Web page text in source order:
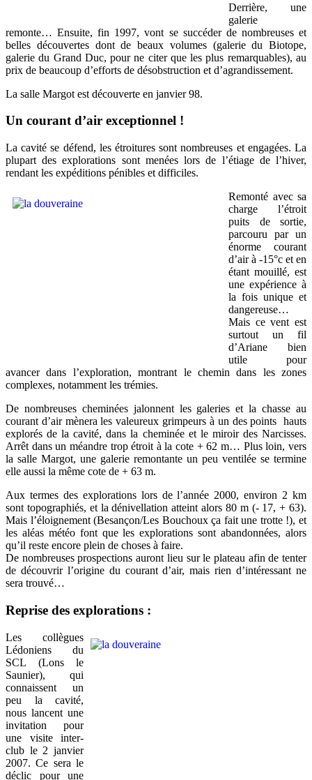
Derrière, une
galerie
remonte… Ensuite, fin 1997, vont se succéder de nombreuses et
belles découvertes dont de beaux volumes (galerie du Biotope,
galerie du Grand Duc, pour ne citer que les plus remarquables), au
prix de beaucoup d’efforts de désobstruction et d’agrandissement.
La salle Margot est découverte en janvier 98.
Un courant d’air exceptionnel !
La cavité se défend, les étroitures sont nombreuses et engagées. La
plupart des explorations sont menées lors de l’étiage de l’hiver,
rendant les expéditions pénibles et difficiles.
Remonté avec sa
charge l’étroit
puits de sortie,
parcouru par un
énorme courant
d’air à -15°c et en
étant mouillé, est
une expérience à
la fois unique et
dangereuse…
Mais ce vent est
surtout un fil
d’Ariane bien
utile pour
avancer dans l’exploration, montrant le chemin dans les zones
complexes, notamment les trémies.
De nombreuses cheminées jalonnent les galeries et la chasse au
courant d’air mènera les valeureux grimpeurs à un des points hauts
explorés de la cavité, dans la cheminée et le miroir des Narcisses.
Arrêt dans un méandre trop étroit à la cote + 62 m… Plus loin, vers
la salle Margot, une galerie remontante un peu ventilée se termine
elle aussi la même cote de + 63 m.
Aux termes des explorations lors de l’année 2000, environ 2 km
sont topographiés, et la dénivellation atteint alors 80 m (- 17, + 63).
Mais l’éloignement (Besançon/Les Bouchoux ça fait une trotte !), et
les aléas météo font que les explorations sont abandonnées, alors
qu’il reste encore plein de choses à faire.
De nombreuses prospections auront lieu sur le plateau afin de tenter
de découvrir l’origine du courant d’air, mais rien d’intéressant ne
sera trouvé…
Reprise des explorations :
Les collègues
Lédoniens du
SCL (Lons le
Saunier), qui
connaissent un
peu la cavité,
nous lancent une
invitation pour
une visite inter-
club le 2 janvier
2007. Ce sera le
déclic pour une